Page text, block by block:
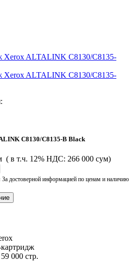
C8130/C8135-B Black
( в т.ч. 12% НДС: 266 000 сум)
За достоверной информацией по ценам и наличию
59 000 стр.